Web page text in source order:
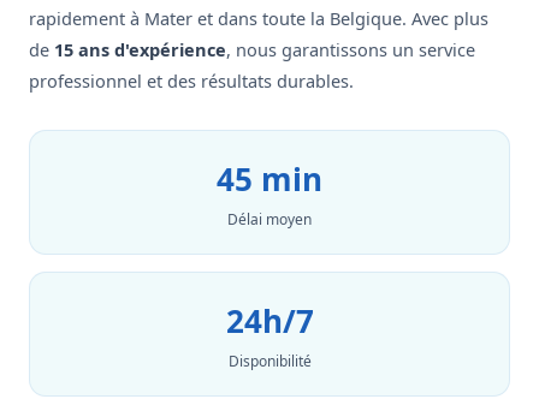
rapidement à Mater et dans toute la Belgique. Avec plus
de 15 ans d'expérience, nous garantissons un service
professionnel et des résultats durables.
45 min
Délai moyen
24h/7
Disponibilité